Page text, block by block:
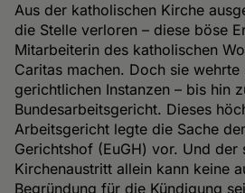
Aus der katholischen Kirche
die Stelle verloren – diese böse
Mitarbeiterin des katholischen
Caritas machen. Doch sie
gerichtlichen Instanzen – bis hin
Bundesarbeitsgericht. Dieses
Arbeitsgericht legte die Sache
Gerichtshof (EuGH) vor. Und der
Kirchenaustritt allein kann keine
Begründung für die Kündigung